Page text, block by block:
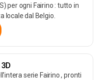
per ogni Fairino : tutto in
locale dal Belgio.
serie Fairino , pronti